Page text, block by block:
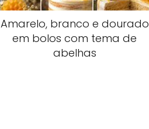
Amarelo, branco e dourado
em bolos com tema de
abelhas